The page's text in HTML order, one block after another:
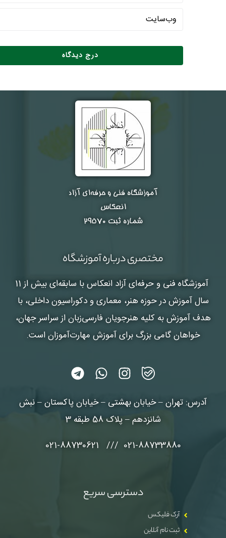
آموزشگاه فنی و حرفه‌ای آزاد
انعکاس
شماره ثبت ۲۹۵۷۰
مختصری درباره آموزشگاه
آموزشگاه فنی و حرفه‌ای آزاد انعکاس
با سابقه‌ای بیش از 11
سال آموزش در حوزه هنر، معماری و دکوراسیون داخلی، با
هدف آموزش به کلیه هنرجویان فارسی‌زبان از سراسر جهان،
خواهان گامی بزرگ برای آموزش مهارت‌آموزان است.
آدرس: تهران – خیابان بهشتی – خیابان پاکستان – نبش
شانزدهم – پلاک 58 طبقه 3
021-88733880 /// 021-88730621
دسترسی سریع
آرک فلیکس
ثبت نام آنلاین